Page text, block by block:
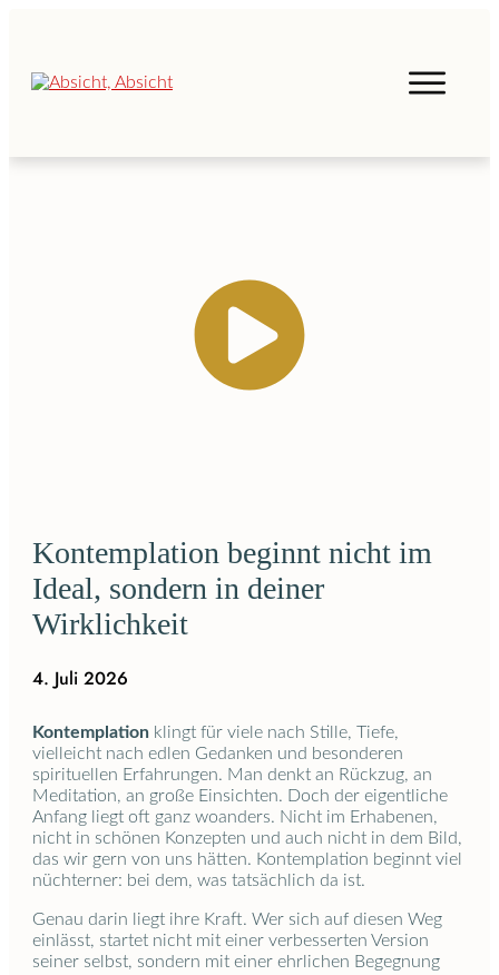
Kontemplation beginnt nicht im
Ideal, sondern in deiner
Wirklichkeit
4. Juli 2026
Kontemplation klingt für viele nach Stille, Tiefe,
vielleicht nach edlen Gedanken und besonderen
spirituellen Erfahrungen. Man denkt an Rückzug, an
Meditation, an große Einsichten. Doch der eigentliche
Anfang liegt oft ganz woanders. Nicht im Erhabenen,
nicht in schönen Konzepten und auch nicht in dem Bild,
das wir gern von uns hätten. Kontemplation beginnt viel
nüchterner: bei dem, was tatsächlich da ist.
Genau darin liegt ihre Kraft. Wer sich auf diesen Weg
einlässt, startet nicht mit einer verbesserten Version
seiner selbst, sondern mit einer ehrlichen Begegnung